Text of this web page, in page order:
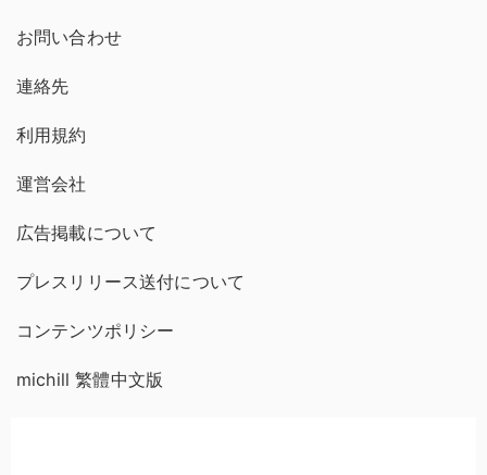
お問い合わせ
連絡先
利用規約
運営会社
広告掲載について
プレスリリース送付について
コンテンツポリシー
michill 繁體中文版